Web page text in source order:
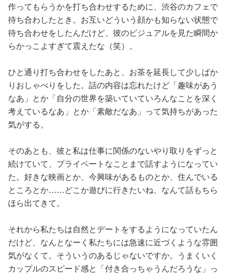
作ってもらうかを打ち合わせするために、渋谷のカフェで
待ち合わしたとき。お互いどういう顔かも知らない状態で
待ち合わせをしたんだけど、彼のビジュアルを見た瞬間か
らかっこよすぎて震えたな（笑）。
ひと通り打ち合わせをしたあと、お茶を延長して少しばか
りおしゃべりをした。話の内容は忘れたけど「趣味があう
なあ」とか「自分の世界を築いていていろんなことを深く
考えているなあ」とか「素敵だなあ」って気持ちがあった
気がする。
そのあとも、彼と私は仕事に関係のないやり取りをずっと
続けていて、プライベートなことまで話すようになってい
た。好きな映画とか、今興味があるものとか、住んでいる
ところとか……どこか遊びに行きたいね、なんて話もちら
ほら出てきて。
それから私たちは自然とデートをするようになっていたん
だけど、なんとなーく私たちには急速に近づくような雰囲
気がなくて。そういうのあるじゃないですか。うまくいく
カップルのスピード感と「付き合っちゃうんだろうな」っ